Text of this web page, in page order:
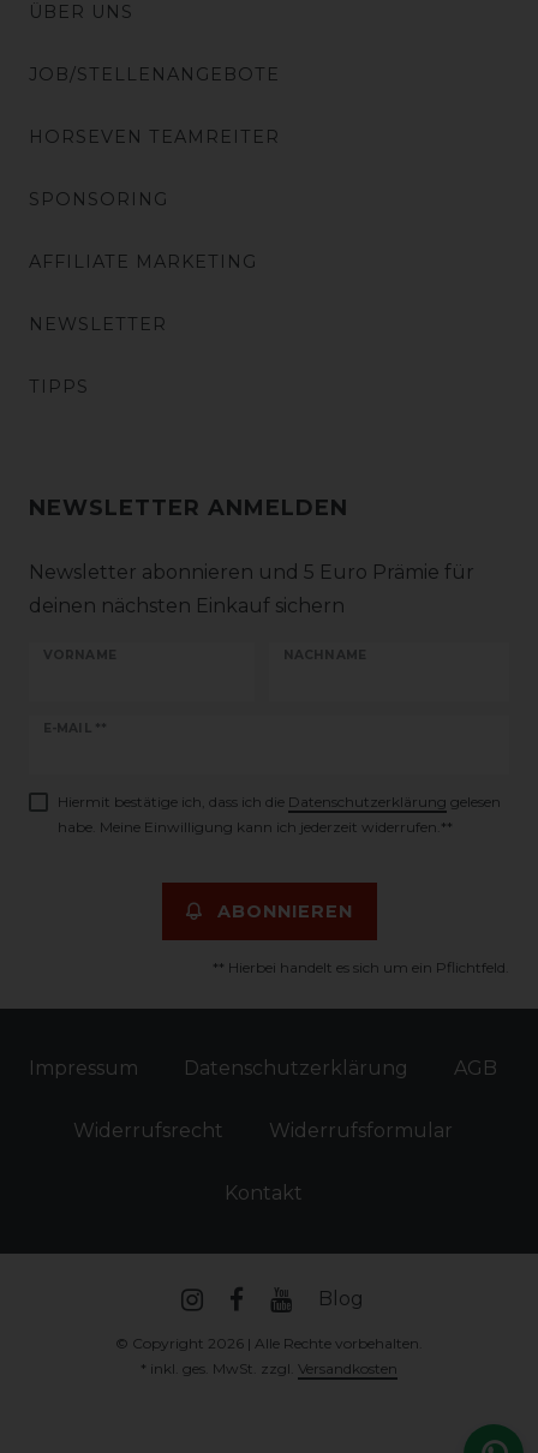
ÜBER UNS
JOB/STELLENANGEBOTE
HORSEVEN TEAMREITER
SPONSORING
AFFILIATE MARKETING
NEWSLETTER
TIPPS
NEWSLETTER ANMELDEN
Newsletter abonnieren und 5 Euro Prämie für
deinen nächsten Einkauf sichern
VORNAME NACHNAME
E-MAIL **
Newsletter
Hiermit bestätige ich, dass ich die Daten­schutz­erklärung gelesen
habe. Meine Einwilligung kann ich jederzeit widerrufen.**
ABONNIEREN
** Hierbei handelt es sich um ein Pflichtfeld.
Impressum Daten­schutz­erklärung AGB
Widerrufs­recht Widerrufs­formular
Kontakt
Blog
© Copyright 2026 | Alle Rechte vorbehalten.
* inkl. ges. MwSt. zzgl. Versandkosten